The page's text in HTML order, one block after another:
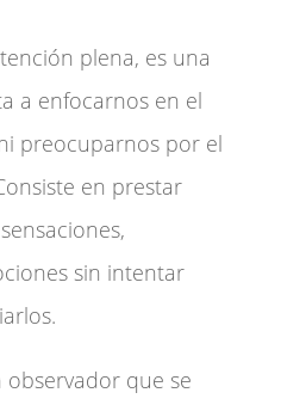
plena, es una
a enfocarnos en el
preocuparnos por el
en prestar
sin intentar
que se